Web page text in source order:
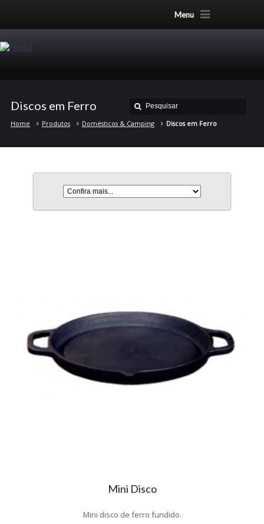
Menu
Discos em Ferro
Home Produtos Domésticos & Camping Discos em Ferro
Mini Disco
Mini disco de ferro fundido.